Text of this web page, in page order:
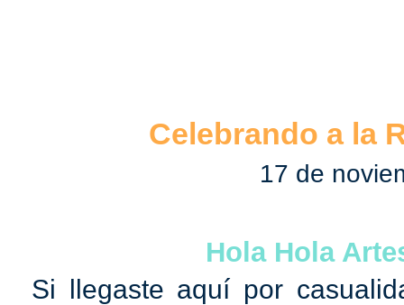
Celebrando a la
17 de
Hola Hola
Si llegaste aquí por